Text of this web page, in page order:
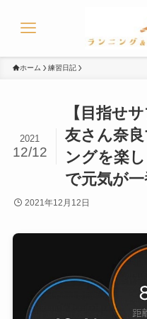
ホーム 練習日記
【目指せ
友さん奈
ングを楽
で元気が一
2021
12/12
2021年12月12日